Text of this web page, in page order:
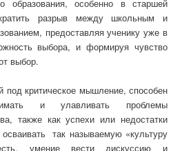
образования, особенно в старшей
разрыв между школьным и
предоставляя ученику уже в
выбора, и формируя чувство
выбор.
под критическое мышление, способен
и улавливать проблемы
также как успехи или недостатки
так называемую «культуру
умение вести дискуссию и